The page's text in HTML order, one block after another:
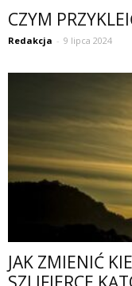
CZYM
Redakcja - 9 lipca 2024
JAK ZMIENIĆ